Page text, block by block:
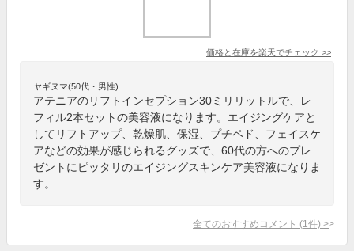
価格と在庫を楽天でチェック >>
ヤギヌマ(50代・男性)
アテニアのリフトインセプション30ミリリットルで、レ
フィル2本セットの美容液になります。エイジングケアと
してリフトアップ、乾燥肌、保湿、プチペド、フェイスケ
アなどの効果が感じられるグッズで、60代の方へのプレ
ゼントにピッタリのエイジングスキンケア美容液になりま
す。
全てのおすすめコメント (1 件) >